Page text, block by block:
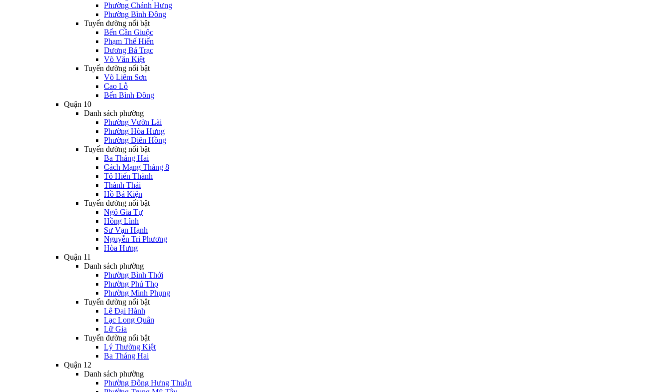
Phường Chánh Hưng
Phường Bình Đông
Tuyến đường nổi bật
Bến Cần Giuộc
Phạm Thế Hiển
Dương Bá Trạc
Võ Văn Kiệt
Tuyến đường nổi bật
Võ Liêm Sơn
Cao Lỗ
Bến Bình Đông
Quận 10
Danh sách phường
Phường Vườn Lài
Phường Hòa Hưng
Phường Diên Hồng
Tuyến đường nổi bật
Ba Tháng Hai
Cách Mạng Tháng 8
Tô Hiến Thành
Thành Thái
Hồ Bá Kiện
Tuyến đường nổi bật
Ngô Gia Tự
Hồng Lĩnh
Sư Vạn Hạnh
Nguyễn Tri Phương
Hòa Hưng
Quận 11
Danh sách phường
Phường Bình Thới
Phường Phú Thọ
Phường Minh Phụng
Tuyến đường nổi bật
Lê Đại Hành
Lạc Long Quân
Lữ Gia
Tuyến đường nổi bật
Lý Thường Kiệt
Ba Tháng Hai
Quận 12
Danh sách phường
Phường Đông Hưng Thuận